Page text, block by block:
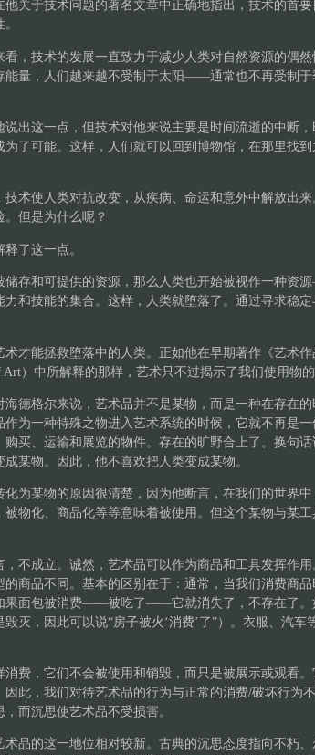
他关于技术问题的著名文章中正确地指出，技术的首
看，技术的发展一直致力于减少人类对自然资源的偶
能量，人们越来越不受制于太阳——通常也不再受制于
说出这一点，但技术对他来说主要是时间流逝的中断
了可能。这样，人们就可以回到博物馆，在那里找到
技术使人类对抗改变，从疾病、命运和意外中解放出
但是为什么呢？
了这一点。
储存和可提供的资源，那么人类也开始被视作一种资
力和技能的集合。这样，人类就堕落了。通过寻求稳
术才能拯救堕落中的人类。正如他在早期著作《艺术
Art）中所解释的那样，艺术只不过揭示了我们使用物的
海德格尔来说，艺术品并不是某物，而是一种在存在
作为一种特殊之物进入艺术系统的时候，它就不再是一
购买、运输和展览的物件。存在的旷野合上了。换句
某物。因此，他不喜欢把人类变成某物。
化为某物的原因很清楚，因为他断言，在我们的世界
被物化、商品化等等意味着被使用。但这个某物与某
，不成立。诚然，艺术品可以作为商品和工具发挥作
的商品不同。基本的区别在于：通常，当我们消费商
果面包被消费——被吃了——它就消失了，不存在了。
灭，因此可以说“房子被火‘消费’了”）。衣服、汽车
消费，它们不会被使用和销毁，而只是被展示或观看。
因此，我们对待艺术品的行为与正常的消费/破坏行为
而沉思使艺术品不受损害。
术品的这一地位相对较新。古典的沉思态度指向不朽